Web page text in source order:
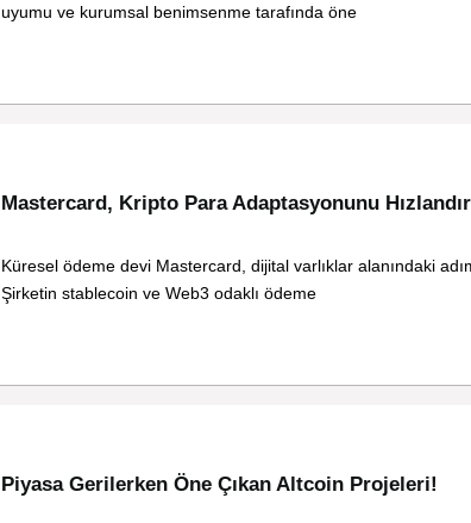
uyumu ve kurumsal benimsenme tarafında öne
Mastercard, Kripto Para Adaptasyonunu
Küresel ödeme devi Mastercard, dijital varlıklar alanındaki
Şirketin stablecoin ve Web3 odaklı ödeme
Piyasa Gerilerken Öne Çıkan Altcoin Projeleri!